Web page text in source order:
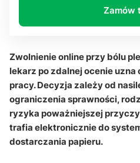
Kiedy e-wizyta to za mało
Czy zwolnienie online
i bezpieczne?
Q&A
Zamów
Zwolnienie online przy bólu
lekarz po zdalnej ocenie
pracy. Decyzja zależy od
ograniczenia sprawności,
ryzyka poważniejszej
trafia elektronicznie do
dostarczania papieru.